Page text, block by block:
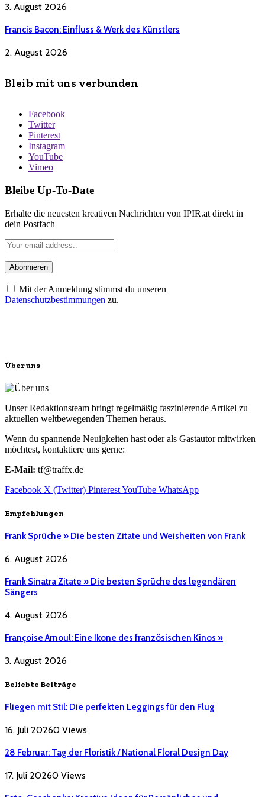
3. August 2026
Francis Bacon: Einfluss & Werk des Künstlers
2. August 2026
Bleib mit uns verbunden
Facebook
Twitter
Pinterest
Instagram
YouTube
Vimeo
Bleibe Up-To-Date
Erhalte die neuesten kreativen Nachrichten von IPIR.at direkt in
dein Postfach
Mit der Anmeldung stimmst du unseren
Datenschutzbestimmungen zu.
Über uns
Unser Redaktionsteam bringt regelmäßig faszinierende Artikel zu
aktuellen weltbewegenden Themen heraus.
Wenn du spannende Neuigkeiten hast oder als Gastautor mitwirken
möchtest, kontaktiere uns gerne:
E-Mail: tf@traffx.de
Facebook X (Twitter) PinterestYouTube WhatsApp
Empfehlungen
Frank Sprüche » Die besten Zitate und Weisheiten von Frank
6. August 2026
Frank Sinatra Zitate » Die besten Sprüche des legendären
Sängers
4. August 2026
Françoise Arnoul: Eine Ikone des französischen Kinos »
3. August 2026
Beliebte Beiträge
Fliegen mit Stil: Die perfekten Leggings für den Flug
16. Juli 20260 Views
28 Februar: Tag der Floristik / National Floral Design Day
17. Juli 20260 Views